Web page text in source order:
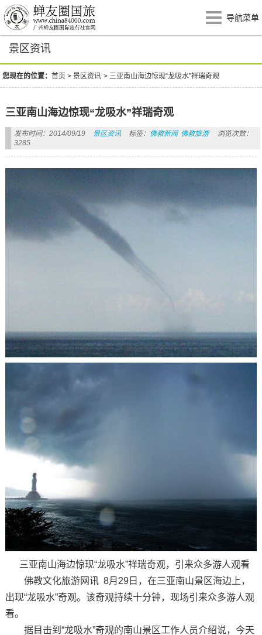
导航菜单
景区资讯
您现在的位置：首页 >景区资讯 >三亚南山海边惊现“龙吸水”祥瑞奇观
三亚南山海边惊现“龙吸水”祥瑞奇观
发布时间：2014/09/19 景区资讯 标签： 佛教新闻 佛教旅游
浏览次数：
3285
三亚南山海边惊现“龙吸水”祥瑞奇观，引来众多游人观看
佛教文化旅游网讯 8月29日，在三亚南山景区海边上，
出现“龙吸水”奇观。该奇观持续十分钟，现场引来众多游人观
看。
据目击到“龙吸水”奇观的南山景区工作人员介绍说，今天